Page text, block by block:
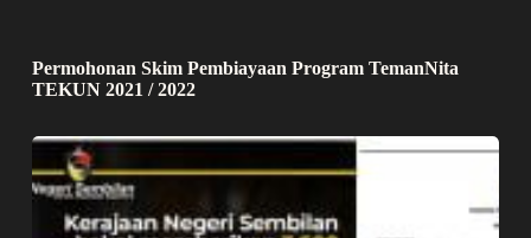
Permohonan Skim Pembiayaan Program TemanNita
TEKUN 2021 / 2022